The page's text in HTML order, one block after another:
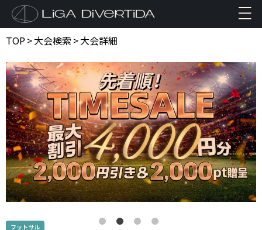
TOP>大会検索 >大会詳細
フットサル